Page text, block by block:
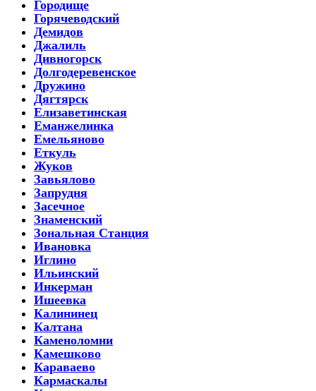
Городище
Горячеводский
Демидов
Джалиль
Дивногорск
Долгодеревенское
Дружино
Дягтярск
Елизаветинская
Еманжелинка
Емельяново
Еткуль
Жуков
Завьялово
Запрудня
Засечное
Знаменский
Зональная Станция
Ивановка
Иглино
Ильинский
Инкерман
Ишеевка
Калининец
Калтана
Каменоломни
Камешково
Караваево
Кармаскалы